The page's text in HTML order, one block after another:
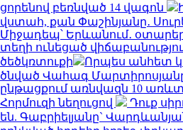
ցորենով բեռնված 14 վագոն
վստահ, քան Փաշինյանը․
Միջադեպ՝ Երևանում․
տեղի ունեցած
ծեծկռտուքի
Որպես անհետ
ծնված Վահագ
ընթացքում առնվազն 10
Հորմուզի նեղուցով
Դուք
են. Գաբրիելյանը`